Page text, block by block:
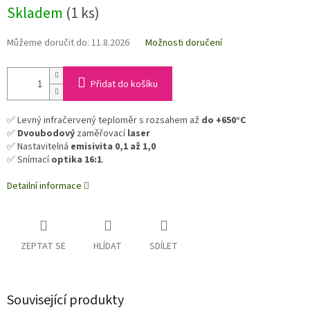
Skladem (1 ks)
Můžeme doručit do: 11.8.2026 Možnosti doručení
Přidat do košíku
✅ Levný infračervený teploměr s rozsahem až do +650°C
✅ Dvoubodový zaměřovacílaser
✅ Nastavitelná emisivita 0,1 až 1,0
✅ Snímacíoptika 16:1.
Detailní informace
ZEPTAT SE HLÍDAT SDÍLET
Související produkty